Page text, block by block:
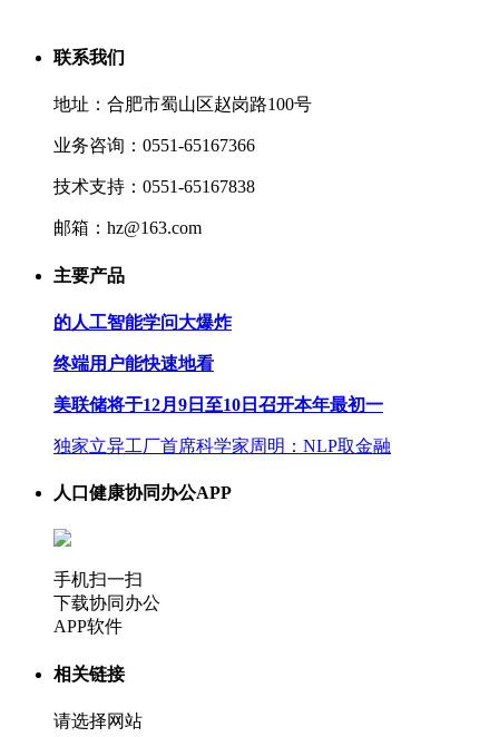
联系我们
地址：合肥市蜀山区赵岗路100号
业务咨询：0551-65167366
技术支持：0551-65167838
邮箱：hz@163.com
主要产品
的人工智能学问大爆炸
终端用户能快速地看
美联储将于12月9日至10日召开本年最初一
独家立异工厂首席科学家周明：NLP取金融
人口健康协同办公APP
手机扫一扫
下载协同办公
APP软件
相关链接
请选择网站